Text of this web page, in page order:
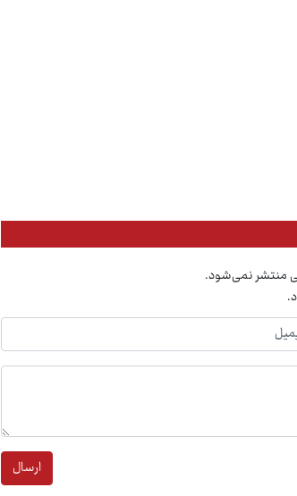
منتشر نمی‌شود.
ارسال